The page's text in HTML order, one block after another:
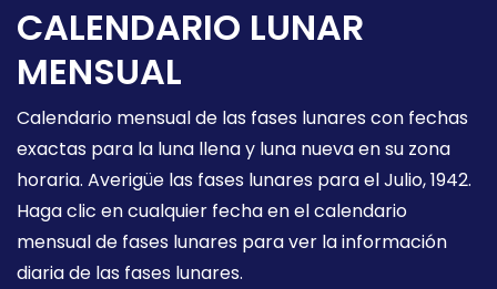
CALENDARIO LUNAR
MENSUAL
Calendario mensual de las fases lunares con fechas
exactas para la luna llena y luna nueva en su zona
horaria. Averigüe las fases lunares para el Julio, 1942.
Haga clic en cualquier fecha en el calendario
mensual de fases lunares para ver la información
diaria de las fases lunares.